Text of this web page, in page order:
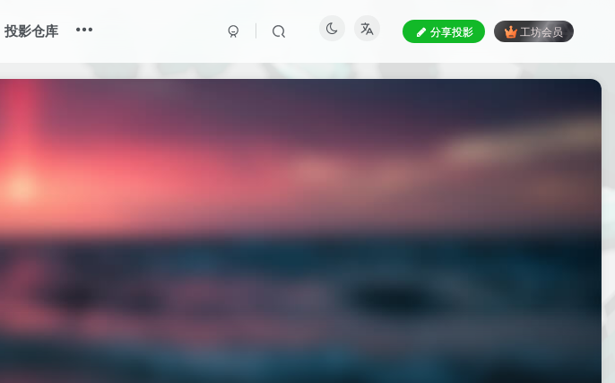
投影仓库 分享投影 工坊会员